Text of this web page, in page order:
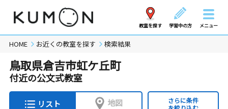
教室を探す 学習中の方 メニュー
HOME お近くの教室を探す 検索結果
鳥取県倉吉市虹ケ丘町
付近の公文式教室
リスト 地図
さらに条件